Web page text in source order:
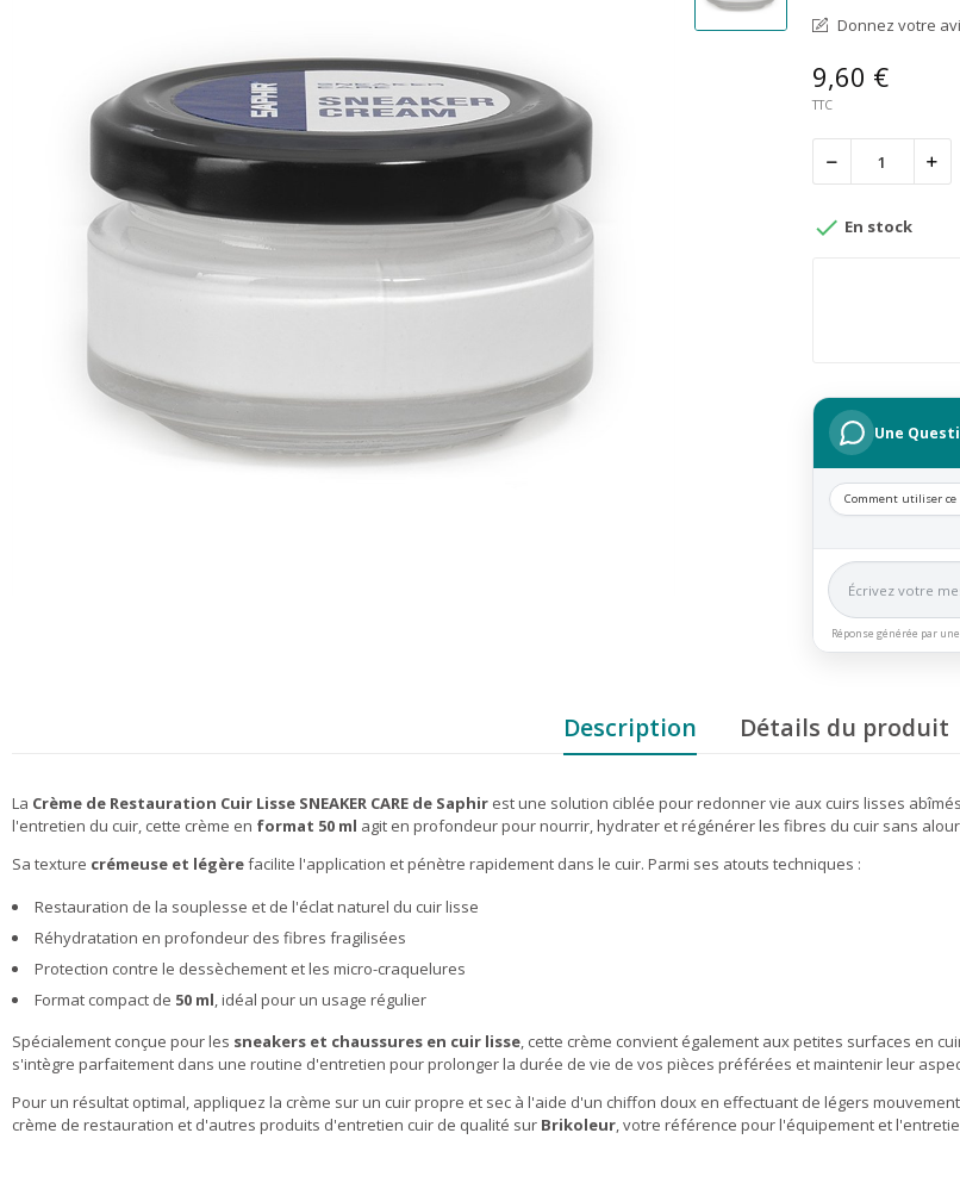
Donnez votre
9,60 €
TTC
 En stock
Une
Comment utiliser
Réponse générée par
Description Détails du produit
La Crème de Restauration Cuir Lisse SNEAKER CARE de Saphir est une solution ciblée pour redonner vie aux cuirs lisses
l'entretien du cuir, cette crème en format 50 ml agit en profondeur pour nourrir, hydrater et régénérer les fibres du cuir sans
Sa texture crémeuse et légèrefacilite l'application et pénètre rapidement dans le cuir. Parmi ses atouts techniques :
Restauration de la souplesse et de l'éclat naturel du cuir lisse
Réhydratation en profondeur des fibres fragilisées
Protection contre le dessèchement et les micro-craquelures
Format compact de 50 ml, idéal pour un usage régulier
Spécialement conçue pour les sneakers et chaussures en cuir lisse, cette crème convient également aux petites surfaces en
s'intègre parfaitement dans une routine d'entretien pour prolonger la durée de vie de vos pièces préférées et maintenir leur
Pour un résultat optimal, appliquez la crème sur un cuir propre et sec à l'aide d'un chiffon doux en effectuant de légers
crème de restauration et d'autres produits d'entretien cuir de qualité sur Brikoleur, votre référence pour l'équipement et